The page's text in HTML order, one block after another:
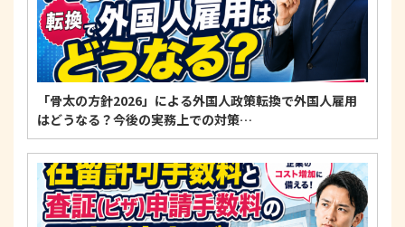
「骨太の方針2026」による外国人政策転換で外国人雇用
はどうなる？今後の実務上での対策…